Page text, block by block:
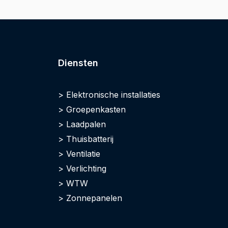
Diensten
Elektronische installaties
Groepenkasten
Laadpalen
Thuisbatterij
Ventilatie
Verlichting
WTW
Zonnepanelen